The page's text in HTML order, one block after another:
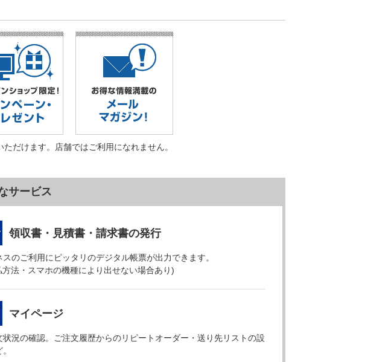
だけます。店舗ではご利用になれません。
サービス
領収書・見積書・請求書の発行
スのご利用にピッタリのデジタル帳票が出力できます。
方法・スマホの機種により出せない場合あり)
マイページ
状況の確認。ご注文履歴からのリピートオーダー・送り先リストの設